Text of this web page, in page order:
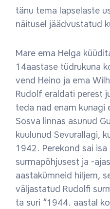
tänu tema lapselaste
näitusel jäädvustatud
Mare ema Helga
14aastase tüdrukuna
vend Heino ja ema
Rudolf eraldati perest
teda nad enam kunagi
Sosva linnas asunud
kuulunud Sevurallagi,
1942. Perekond sai
surmapõhjusest ja -
aastakümneid hiljem,
väljastatud Rudolfi
ta suri “1944. aastal